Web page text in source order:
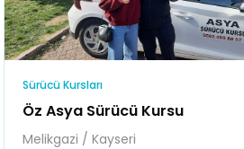
Sürücü Kursları
Öz Asya Sürücü Kursu
Melikgazi / Kayseri